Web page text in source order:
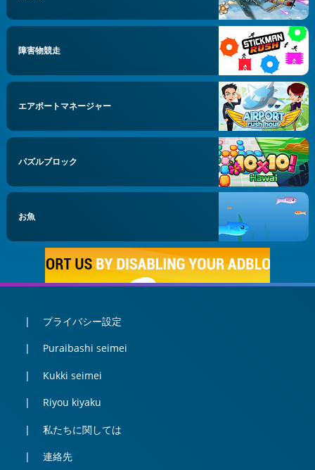
障害物競走
エアポートマネージャー
パズルブロック
お魚
プライバシー設定
Puraibashi seimei
Kukki seimei
Riyou kiyaku
私たちに関しては
連絡先